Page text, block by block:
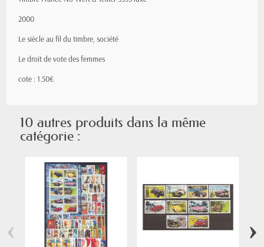
2000
Le siècle au fil du timbre, société
Le droit de vote des femmes
cote : 1.50€
10 autres produits dans la même
catégorie :
‹ ›